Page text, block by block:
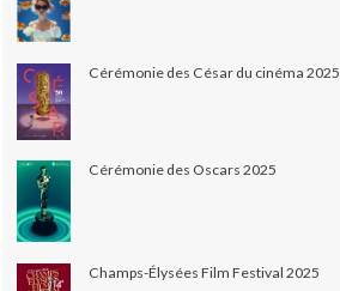
Cérémonie des César du cinéma 2025
Cérémonie des Oscars 2025
Champs-Élysées Film Festival 2025